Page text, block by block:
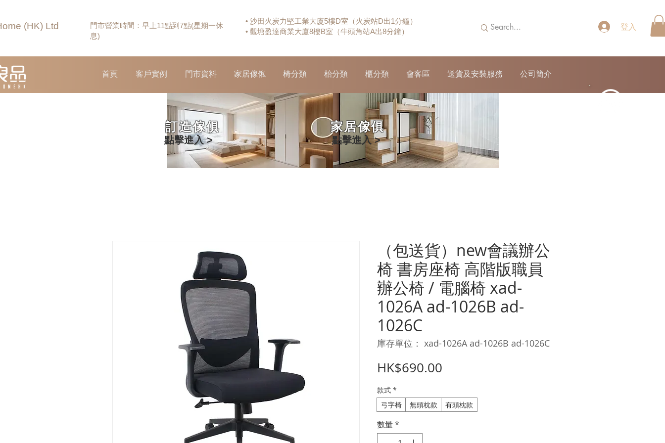
(HK) Ltd
門市營業時間：早上11點到7點(星期一休
息)
• 沙田火炭力堅工業大廈5樓D室（火炭站D出1分鐘）
• 觀塘盈達商業大廈8樓B室（牛頭角站A出8分鐘）
登入
首頁 客戶實例 門市資料 家居傢俬 椅分類 枱分類 櫃分類 會客區 送貨及安裝服務 公司簡介
訂造傢俱
點擊進入 >
家居傢俱
點擊進入 >
（包送貨）new會議辦公
椅 書房座椅 高階版職員
辦公椅 / 電腦椅 xad-
1026A ad-1026B ad-
1026C
庫存單位： xad-1026A ad-1026B ad-1026C
HK$690.00
款式 *
弓字椅
無頭枕款 有頭枕款
數量*